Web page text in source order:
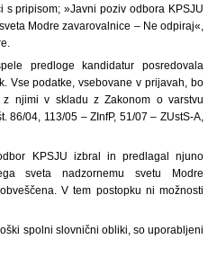
s pripisom; »Javni poziv odbora KPSJU
Modre zavarovalnice – Ne odpiraj«,
predloge kandidatur posredovala
Vse podatke, vsebovane v prijavah, bo
z njimi v skladu z Zakonom o varstvu
86/04, 113/05 – ZInfP, 51/07 – ZUstS-A,
KPSJU izbral in predlagal njuno
sveta nadzornemu svetu Modre
V tem postopku ni možnosti
spolni slovnični obliki, so uporabljeni